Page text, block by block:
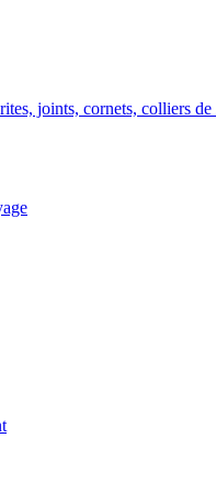
joints, cornets, colliers de